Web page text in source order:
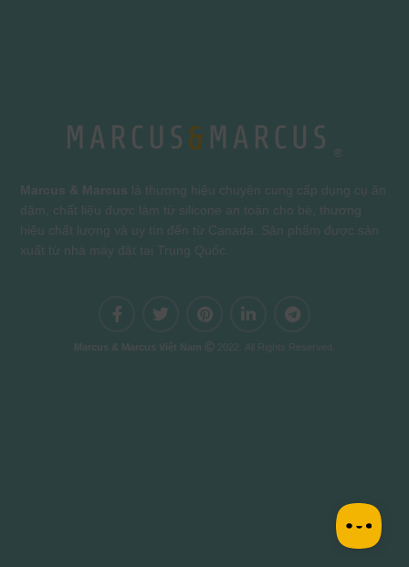
Marcus & Marcus là thương hiệu chuyên cung cấp dụng cụ ăn
dặm, chất liệu được làm từ silicone an toàn cho bé, thương
hiệu chất lượng và uy tín đến từ Canada. Sản phẩm được sản
xuất từ nhà máy đặt tại Trung Quốc.
Marcus & Marcus Việt Nam 2022. All Rights Reserved.